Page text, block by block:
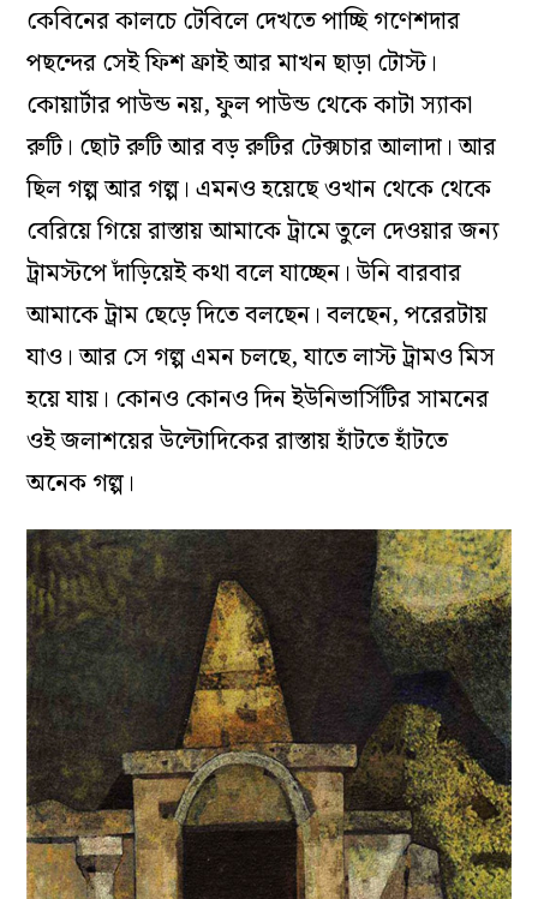
কেবিনের কালচে টেবিলে দেখতে পাচ্ছি গণেশদার
পছন্দের সেই ফিশ ফ্রাই আর মাখন ছাড়া টোস্ট।
কোয়ার্টার পাউন্ড নয়, ফুল পাউন্ড থেকে কাটা স্যাকা
রুটি। ছোট রুটি আর বড় রুটির টেক্সচার আলাদা। আর
ছিল গল্প আর গল্প। এমনও হয়েছে ওখান থেকে থেকে
বেরিয়ে গিয়ে রাস্তায় আমাকে ট্রামে তুলে দেওয়ার জন্য
ট্রামস্টপে দাঁড়িয়েই কথা বলে যাচ্ছেন। উনি বারবার
আমাকে ট্রাম ছেড়ে দিতে বলছেন। বলছেন, পরেরটায়
যাও। আর সে গল্প এমন চলছে, যাতে লাস্ট ট্রামও মিস
হয়ে যায়। কোনও কোনও দিন ইউনিভার্সিটির সামনের
ওই জলাশয়ের উল্টোদিকের রাস্তায় হাঁটতে হাঁটতে
অনেক গল্প।